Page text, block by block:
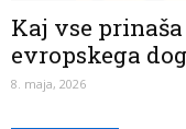
Kaj vse
evropskega
8. maja, 2026